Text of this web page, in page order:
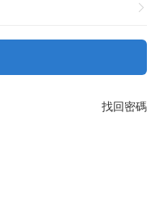
找回密碼